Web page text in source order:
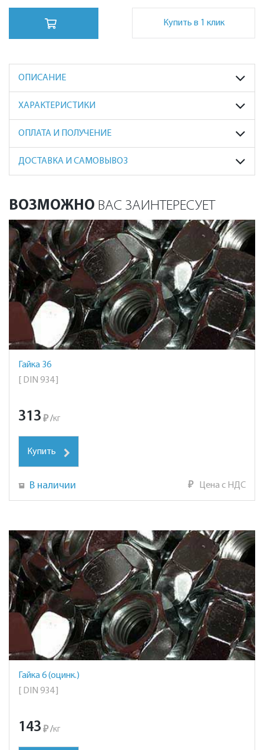
Купить в 1 клик
ОПИСАНИЕ
ХАРАКТЕРИСТИКИ
ОПЛАТА И ПОЛУЧЕНИЕ
ДОСТАВКА И САМОВЫВОЗ
ВОЗМОЖНО ВАС ЗАИНТЕРЕСУЕТ
Гайка 36
[ DIN 934 ]
313 ₽ /кг
Купить
В наличии ₽ Цена с НДС
Гайка 6 (оцинк.)
[ DIN 934 ]
143 ₽ /кг